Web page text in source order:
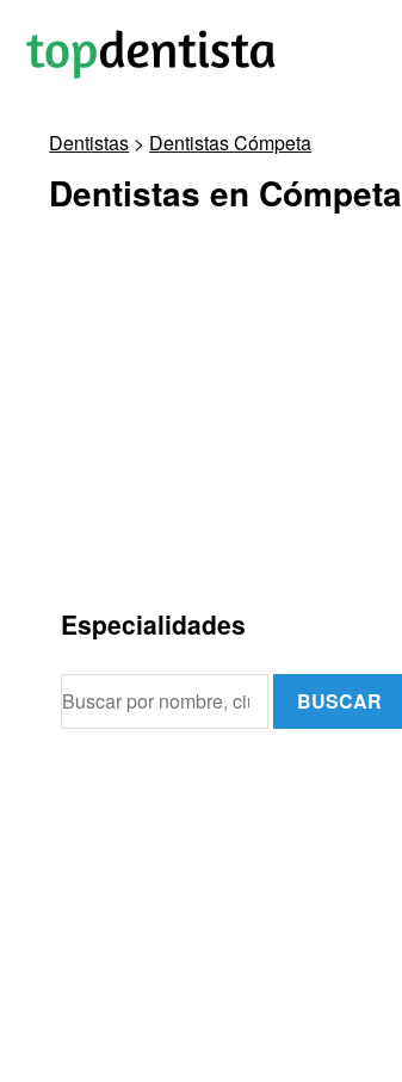
Dentistas > Dentistas Cómpeta
Dentistas en Cómpeta
Especialidades
BUSCAR